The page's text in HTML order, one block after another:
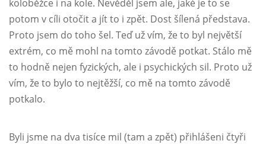
koloběžce i na kole. Nevěděl jsem ale, jaké je to se
potom v cíli otočit a jít to i zpět. Dost šílená představa.
Proto jsem do toho šel. Teď už vím, že to byl největší
extrém, co mě mohl na tomto závodě potkat. Stálo mě
to hodně nejen fyzických, ale i psychických sil. Proto už
vím, že to bylo to nejtěžší, co mě na tomto závodě
potkalo.
Byli jsme na dva tisíce mil (tam a zpět) přihlášeni čtyři